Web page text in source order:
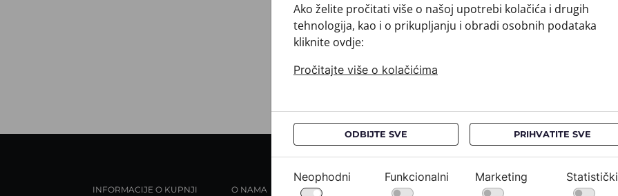
INFORMACIJE O KUPNJI O NAMA
PRAVNE OBAVIJESTI
NEWSLETTER
Ako želite pročitati više o našoj upotrebi kolačića i drugih
tehnologija, kao i o prikupljanju i obradi osobnih podataka
kliknite ovdje:
Pročitajte više o kolačićima
ODBIJTE SVE PRIHVATITE SVE
Neophodni Funkcionalni Marketing Statistički